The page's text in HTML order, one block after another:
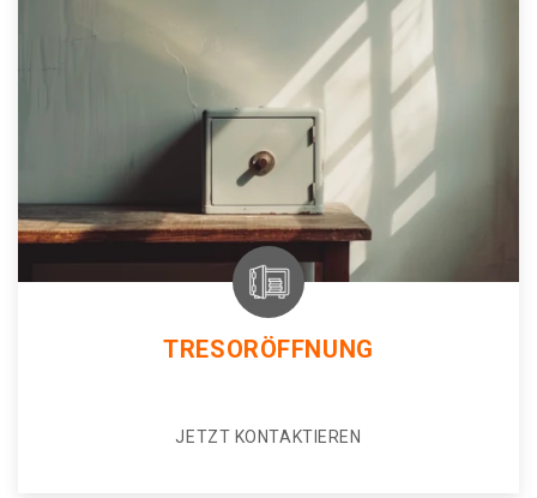
TRESORÖFFNUNG
JETZT KONTAKTIEREN